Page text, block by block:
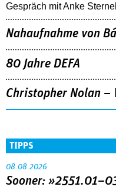
Gespräch mit Anke
Nahaufnahme von
80 Jahre DEFA
Christopher Nolan –
TIPPS
08.08.2026
Sooner: